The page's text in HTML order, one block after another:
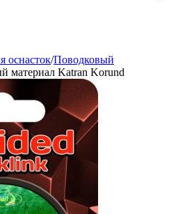
оснасток/Поводковый
материал Katran Korund